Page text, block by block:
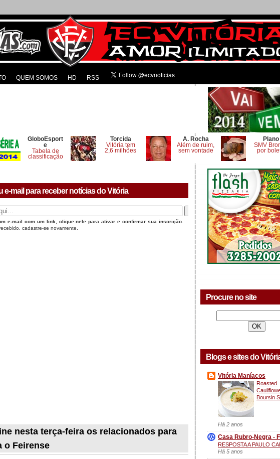
QUEM SOMOS HD RSS
GloboEsport
e
Tabela de
classificação
Torcida
Vitória tem
2,6 milhões
A. Rocha
Além de ruim,
sem vontade
Plano
SMV
por
e-mail para receber notícias do Vitória
e-mail com um link, clique nele para ativar e confirmar sua inscrição
cadastre-se novamente.
nesta terça-feira os relacionados para
o Feirense
Procure no site
Blogs e sites do
Vitória Maníacos
Roasted
Boursin
Há 2 anos
Casa Rubro-Negra -
RESPOSTA A PAULO
Há 5 anos